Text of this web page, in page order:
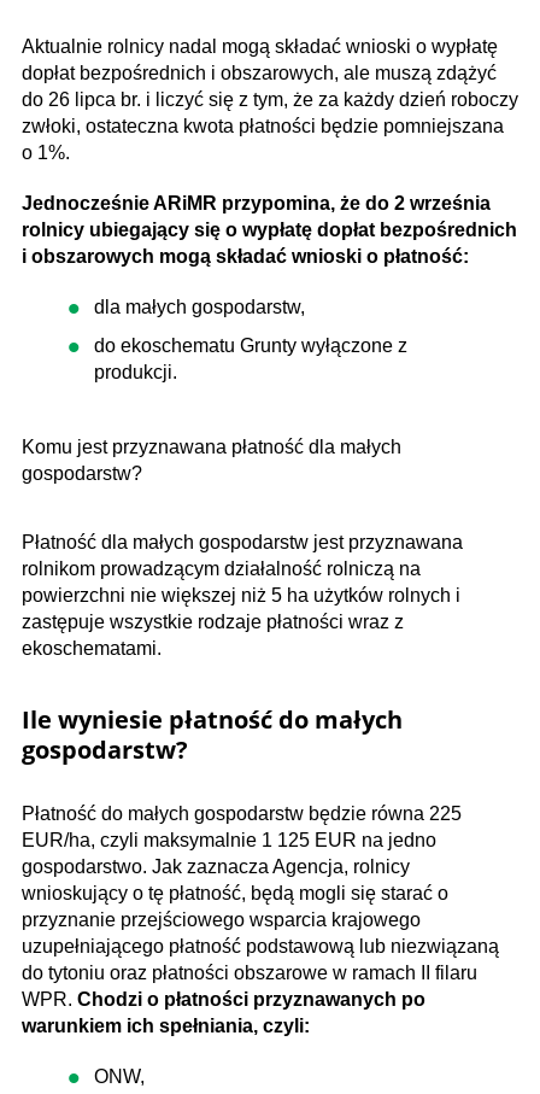
Aktualnie rolnicy nadal mogą składać wnioski o wypłatę
dopłat bezpośrednich i obszarowych, ale muszą zdążyć
do 26 lipca br. i liczyć się z tym, że za każdy dzień roboczy
zwłoki, ostateczna kwota płatności będzie pomniejszana
o 1%.
Jednocześnie ARiMR przypomina, że do 2 września
rolnicy ubiegający się o wypłatę dopłat bezpośrednich
i obszarowych mogą składać wnioski o płatność:
dla małych gospodarstw,
do ekoschematu Grunty wyłączone z
produkcji.
Komu jest przyznawana płatność dla małych
gospodarstw?
Płatność dla małych gospodarstw jest przyznawana
rolnikom prowadzącym działalność rolniczą na
powierzchni nie większej niż 5 ha użytków rolnych i
zastępuje wszystkie rodzaje płatności wraz z
ekoschematami.
Ile wyniesie płatność do małych
gospodarstw?
Płatność do małych gospodarstw będzie równa 225
EUR/ha, czyli maksymalnie 1 125 EUR na jedno
gospodarstwo. Jak zaznacza Agencja, rolnicy
wnioskujący o tę płatność, będą mogli się starać o
przyznanie przejściowego wsparcia krajowego
uzupełniającego płatność podstawową lub niezwiązaną
do tytoniu oraz płatności obszarowe w ramach II filaru
WPR. Chodzi o płatności przyznawanych po
warunkiem ich spełniania, czyli:
ONW,